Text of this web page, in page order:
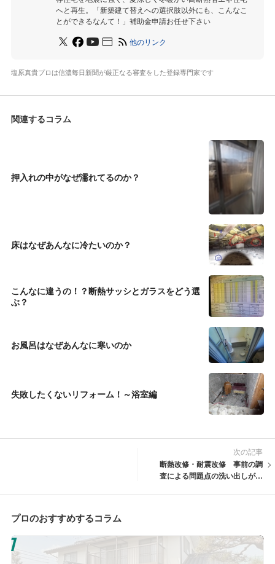
へと再生。「新築建て替えへの選択肢以外にも、こんなこ
とができるなんて！」補助金申請お任せ下さい
他のリンク
塩原真貴プロは信濃毎日新聞が厳正なる審査をした登録専門家です
関連するコラム
押入れの中がなぜ濡れてるのか？
床はなぜあんなに冷たいのか？
こんなに違うの！？断熱サッシとガラスをどう選
ぶ？
お風呂はなぜあんなに寒いのか
失敗したくないリフォーム！～浴室編
次の記事
断熱改修・耐震改修 事前の調
査による問題点の洗い出しが重
プロのおすすめするコラム